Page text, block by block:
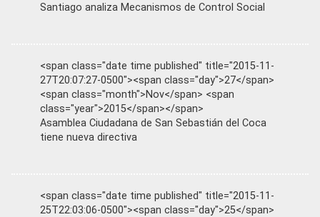
Santiago analiza Mecanismos de Control Social
<span class="date time published" title="2015-11-
27T20:07:27-0500"><span class="day">27</span>
<span class="month">Nov</span> <span
class="year">2015</span></span>
Asamblea Ciudadana de San Sebastián del Coca
tiene nueva directiva
<span class="date time published" title="2015-11-
25T22:03:06-0500"><span class="day">25</span>